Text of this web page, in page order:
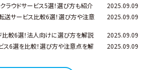
ラウドサービス5選！選び方も紹介
2025.09.09
送サービス比較6選！選び方や注意
2025.09.09
比較6選！法人向けに選び方を解説
2025.09.09
ス6選を比較！選び方や注意点を解
2025.09.09